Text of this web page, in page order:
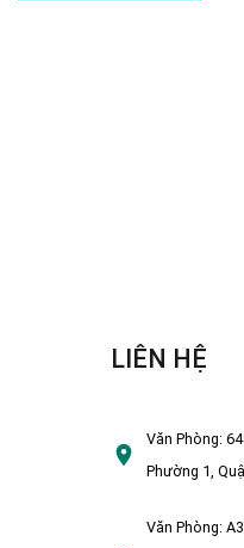
LIÊN HỆ
Văn Phòng:
Phường 1,
Văn Phòng: